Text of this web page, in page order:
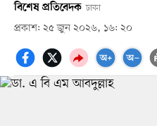
বিশেষ প্রতিবেদক ঢাকা
প্রকাশ: ২৫ জুন ২০২৬, ১৬: ২০